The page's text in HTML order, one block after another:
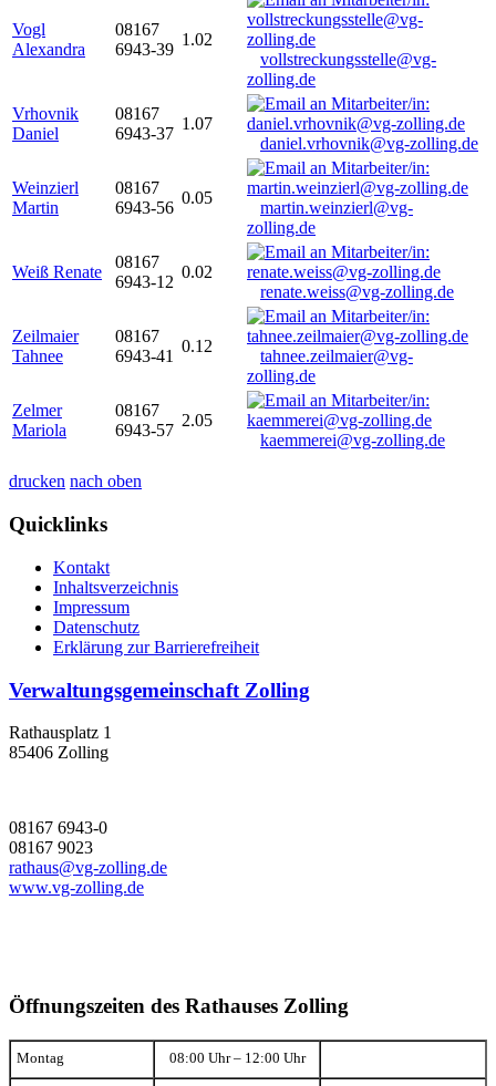
Vogl
Alexandra
08167
6943-39
1.02
vollstreckungsstelle@vg-
zolling.de
Vrhovnik
Daniel
08167
6943-37
1.07
daniel.vrhovnik@vg-zolling.de
Weinzierl
Martin
08167
6943-56
0.05
martin.weinzierl@vg-
zolling.de
Weiß Renate
08167
6943-12
0.02
renate.weiss@vg-zolling.de
Zeilmaier
Tahnee
08167
6943-41
0.12
tahnee.zeilmaier@vg-
zolling.de
Zelmer
Mariola
08167
6943-57
2.05
kaemmerei@vg-zolling.de
drucken nach oben
Quicklinks
Kontakt
Inhaltsverzeichnis
Impressum
Datenschutz
Erklärung zur Barrierefreiheit
Verwaltungsgemeinschaft Zolling
Rathausplatz 1
85406 Zolling
08167 6943-0
08167 9023
rathaus@vg-zolling.de
www.vg-zolling.de
Öffnungszeiten des Rathauses Zolling
Montag 08:00 Uhr – 12:00 Uhr